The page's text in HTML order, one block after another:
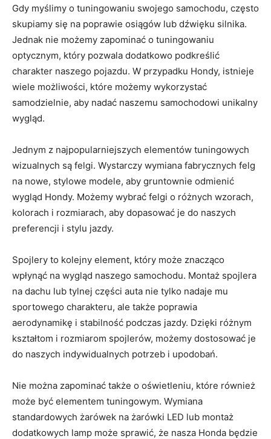
Gdy myślimy o tuningowaniu swojego ​samochodu, często
skupiamy‍ się na poprawie osiągów lub dźwięku silnika.
Jednak‍ nie możemy zapominać o tuningowaniu
optycznym, który pozwala ​dodatkowo⁣ podkreślić
charakter naszego pojazdu. W przypadku Hondy, istnieje
wiele możliwości, które możemy ⁣wykorzystać​
samodzielnie, aby ⁢nadać naszemu samochodowi unikalny
wygląd.
Jednym z najpopularniejszych elementów tuningowych
wizualnych ⁢są felgi. Wystarczy wymiana fabrycznych felg
na ⁤nowe, stylowe modele, ‍aby gruntownie ‍odmienić⁢
wygląd‍ Hondy. ‍Możemy wybrać felgi o różnych wzorach,
kolorach i rozmiarach, ⁣aby dopasować je​ do naszych
preferencji ​i ​stylu jazdy.
Spojlery to⁣ kolejny element, który może znacząco
wpłynąć na wygląd naszego samochodu. Montaż spojlera
na dachu lub tylnej⁤ części auta⁤ nie tylko nadaje⁣ mu
sportowego charakteru, ale⁢ także poprawia
aerodynamikę i stabilność ⁣podczas jazdy. ⁤Dzięki różnym
kształtom i‍ rozmiarom​ spojlerów, możemy ⁤dostosować ​je‌
do naszych ‌indywidualnych potrzeb i upodobań.
Nie można zapominać także o oświetleniu, które również
może ⁣być elementem tuningowym. Wymiana
standardowych żarówek na żarówki LED lub montaż
dodatkowych lamp może‍ sprawić, że nasza Honda będzie‌